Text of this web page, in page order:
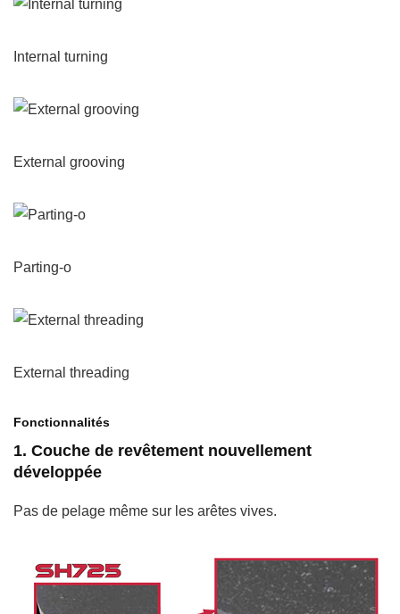
Internal turning
External grooving
Parting-o
External threading
Fonctionnalités
1. Couche de revêtement nouvellement
développée
Pas de pelage même sur les arêtes vives.